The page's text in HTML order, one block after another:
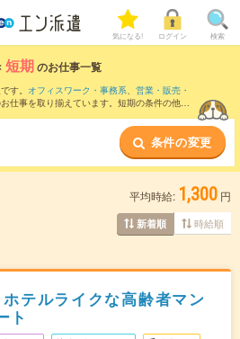
気になる! ログイン 検索
短期のお仕事一覧
す。 オフィスワーク・事務系、 営業・販売・
仕事を取り揃えています。短期の条件の他
条件の変更
平均時給: 1,300 円
新着順 時給順
テルライクな高齢者マン
ト